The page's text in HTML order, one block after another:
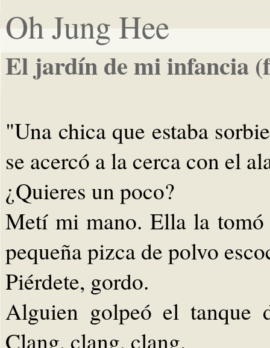
Oh Jung Hee
El jardín de mi infancia
"Una chica que estaba
se acercó a la cerca con el
¿Quieres un poco?
Metí mi mano. Ella la
pequeña pizca de polvo
Piérdete, gordo.
Alguien golpeó el tanque
Clang, clang, clang.